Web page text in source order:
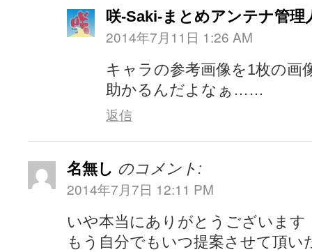
咲-Saki-まとめアンテナ管理
2014年7月11日 1:26 AM
キャラの参考画像を1枚の画
助かるんだよなぁ……
返信
名無し のコメント:
2014年7月7日 12:11 PM
いや本当にありがとうございます
もう自分でもいつ提案させて頂い